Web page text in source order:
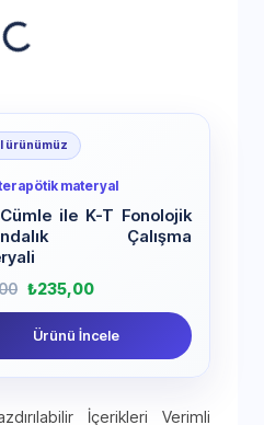
ürünümüz
materyal
ile K-T Fonolojik
Çalışma
₺235,00
Ürünü İncele
İçerikleri Verimli